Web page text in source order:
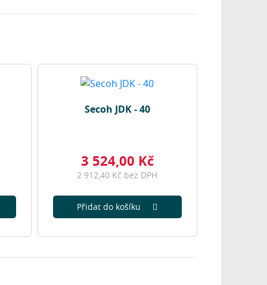
Secoh JDK - 40
3 524,00 Kč
2 912,40 Kč bez DPH
Přidat do košíku